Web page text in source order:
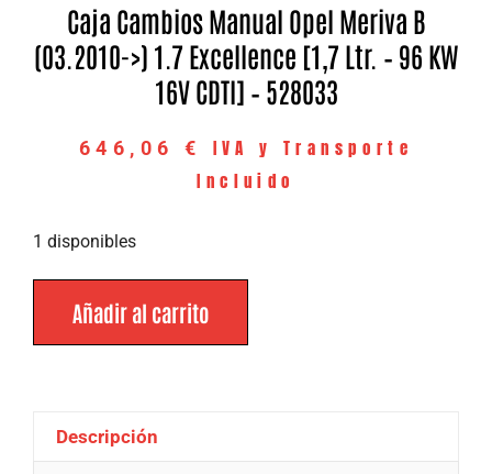
Caja Cambios Manual Opel Meriva B
(03.2010->) 1.7 Excellence [1,7 Ltr. – 96 KW
16V CDTI] – 528033
646,06 €
IVA y Transporte
Incluido
1 disponibles
Añadir al carrito
Descripción